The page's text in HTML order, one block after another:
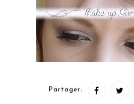
Partager: